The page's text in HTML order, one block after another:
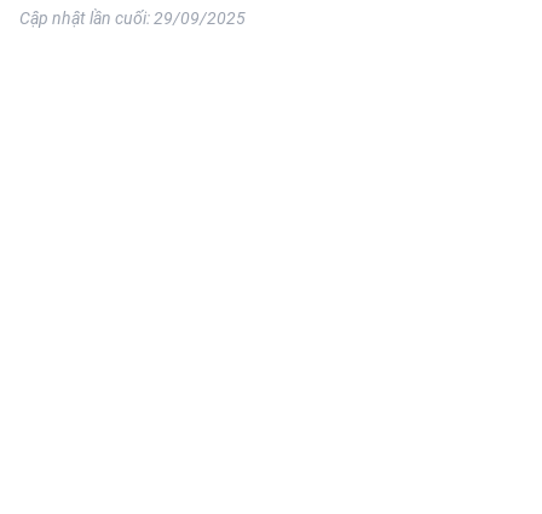
Cập nhật lần cuối: 29/09/2025